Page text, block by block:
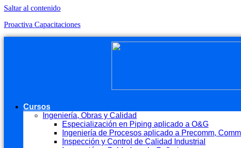
Saltar al contenido
Proactiva Capacitaciones
Cursos
Ingeniería, Obras y Calidad
Especialización en Piping aplicado a O&G
Ingeniería de Procesos aplicado a Precomm,
Inspección y Control de Calidad Industrial